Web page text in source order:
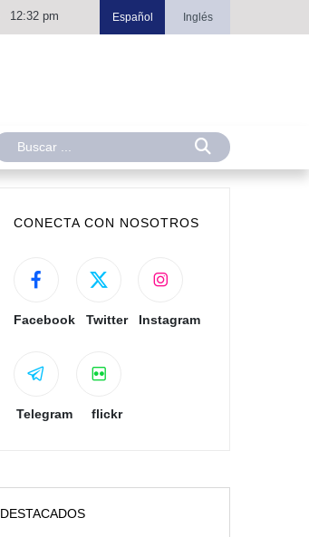
12:32 pm Español Inglés
CONECTA CON NOSOTROS
Facebook Twitter Instagram
Telegram flickr
DESTACADOS